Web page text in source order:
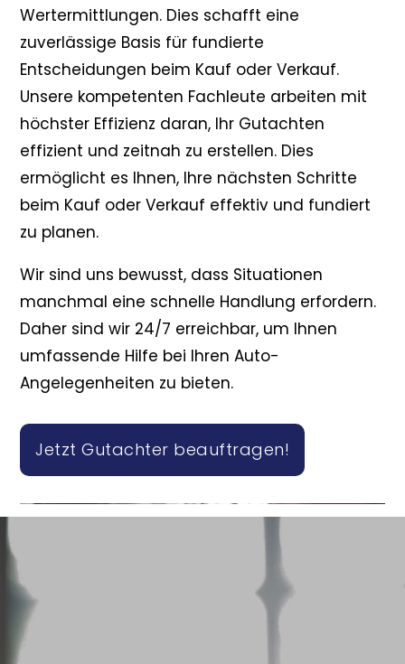
Wertermittlungen. Dies schafft eine
zuverlässige Basis für fundierte
Entscheidungen beim Kauf oder Verkauf.
Unsere kompetenten Fachleute arbeiten mit
höchster Effizienz daran, Ihr Gutachten
effizient und zeitnah zu erstellen. Dies
ermöglicht es Ihnen, Ihre nächsten Schritte
beim Kauf oder Verkauf effektiv und fundiert
zu planen.
Wir sind uns bewusst, dass Situationen
manchmal eine schnelle Handlung erfordern.
Daher sind wir 24/7 erreichbar, um Ihnen
umfassende Hilfe bei Ihren Auto-
Angelegenheiten zu bieten.
Jetzt Gutachter beauftragen!